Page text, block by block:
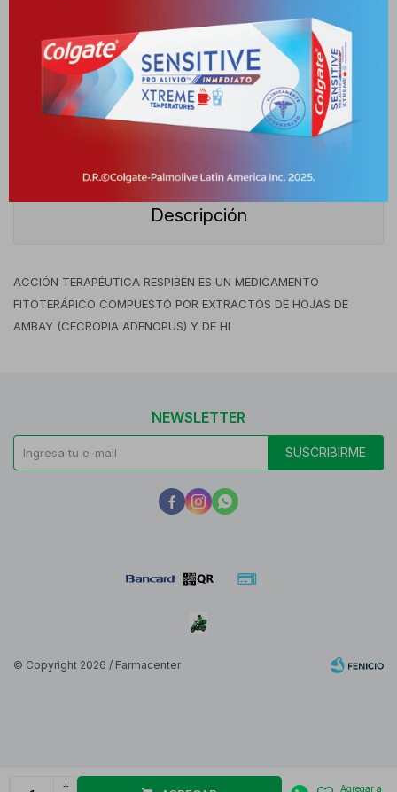
+
Medios de pago
Características
Receta Venta libre
Descripción
ACCIÓN TERAPÉUTICA RESPIBEN ES UN MEDICAMENTO
FITOTERÁPICO COMPUESTO POR EXTRACTOS DE HOJAS DE
AMBAY (CECROPIA ADENOPUS) Y DE HI
NEWSLETTER
SUSCRIBIRME
  
© Copyright 2026 / Farmacenter
Fenicio